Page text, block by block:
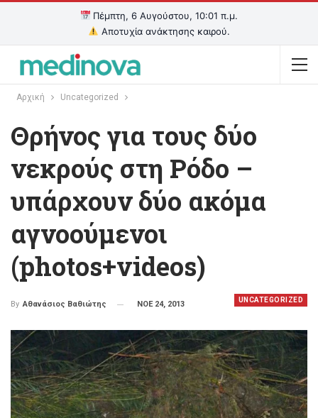
Πέμπτη, 6 Αυγούστου, 10:01 π.μ.
Αποτυχία ανάκτησης καιρού.
Αρχική Uncategorized
Θρήνος για τους δύο
νεκρούς στη Ρόδο –
υπάρχουν δύο ακόμα
αγνοούμενοι
(photos+videos)
UNCATEGORIZED
By Αθανάσιος Βαθιώτης ΝΟΕ 24, 2013